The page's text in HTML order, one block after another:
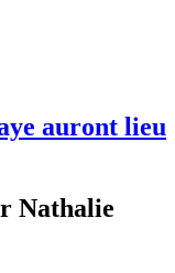
auront lieu
Nathalie